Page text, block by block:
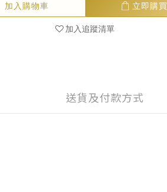
加入購物車 立即購買
加入追蹤清單
送貨及付款方式